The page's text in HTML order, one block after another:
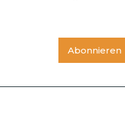
Abonnieren